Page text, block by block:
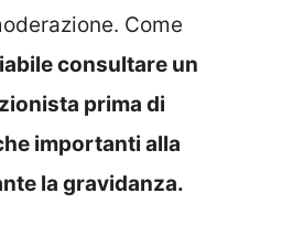
Come
consultare un
prima di
importanti alla
la gravidanza.